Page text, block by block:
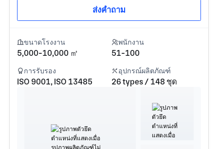
ส่งคำถาม
ขนาดโรงงาน
5,000-10,000 ㎡
พนักงาน
51-100
การรับรอง
ISO 9001, ISO 13485
อุปกรณ์ผลิตภัณฑ์
26 types / 148 ชุด